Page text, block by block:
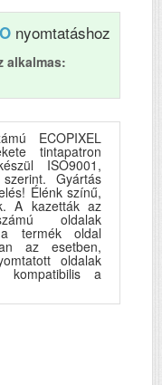
nyomtatáshoz
alkalmas:
ECOPIXEL
tintapatron
ISO9001,
Gyártás
Élénk színű,
A kazetták az
oldalak
termék oldal
az esetben,
oldalak
kompatibilis a